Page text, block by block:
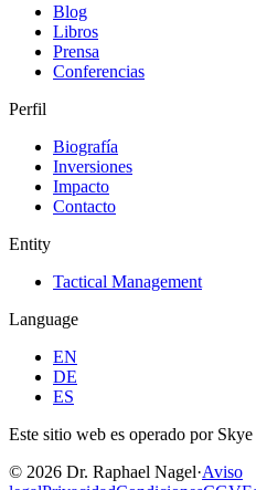
Blog
Libros
Prensa
Conferencias
Perfil
Biografía
Inversiones
Impacto
Contacto
Entity
Tactical Management
Language
EN
DE
ES
Este sitio web es operado por
© 2026 Dr. Raphael Nagel·Aviso